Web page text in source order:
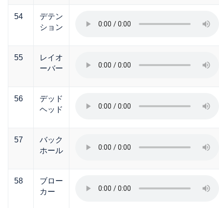
54
デテン
ション
55
レイオ
ーバー
56
デッド
ヘッド
57
バック
ホール
58
ブロー
カー